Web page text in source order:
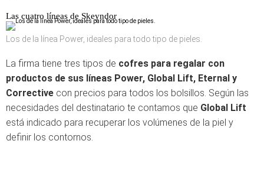
Las cuatro líneas de Skeyndor
Los de la línea Power, ideales para todo tipo de pieles.
La firma tiene tres tipos de cofres para regalar con
productos de sus líneas Power, Global Lift, Eternal y
Corrective con precios para todos los bolsillos. Según las
necesidades del destinatario te contamos que Global Lift
está indicado para recuperar los volúmenes de la piel y
definir los contornos.